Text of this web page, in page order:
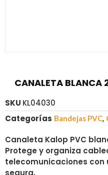
CANALETA BLANCA
SKU KL04030
Categorías Bandejas PVC,
Canaleta Kalop PVC
Protege y organiza
telecomunicaciones
segura.